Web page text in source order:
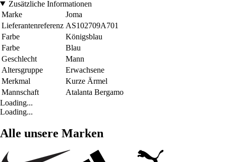
Zusätzliche Informationen
Marke
Joma
Lieferantenreferenz AS102709A701
Farbe
Königsblau
Farbe
Blau
Geschlecht
Mann
Altersgruppe
Erwachsene
Merkmal
Kurze Ärmel
Mannschaft
Atalanta Bergamo
Loading...
Loading...
Alle unsere Marken